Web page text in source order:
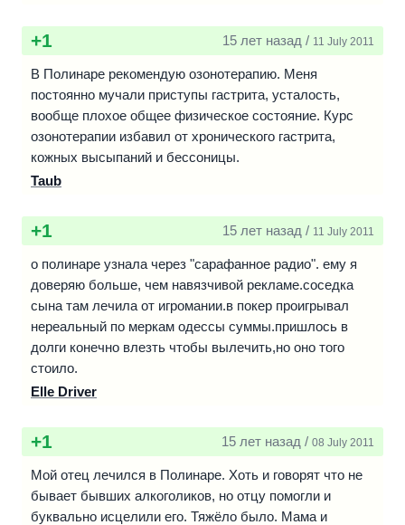
+1 15 лет назад / 11 July 2011
В Полинаре рекомендую озонотерапию. Меня
постоянно мучали приступы гастрита, усталость,
вообще плохое общее физическое состояние. Курс
озонотерапии избавил от хронического гастрита,
кожных высыпаний и бессоницы.
Taub
+1 15 лет назад / 11 July 2011
о полинаре узнала через "сарафанное радио". ему я
доверяю больше, чем навязчивой рекламе.соседка
сына там лечила от игромании.в покер проигрывал
нереальный по меркам одессы суммы.пришлось в
долги конечно влезть чтобы вылечить,но оно того
стоило.
Elle Driver
+1 15 лет назад / 08 July 2011
Мой отец лечился в Полинаре. Хоть и говорят что не
бывает бывших алкоголиков, но отцу помогли и
буквально исцелили его. Тяжёло было. Мама и